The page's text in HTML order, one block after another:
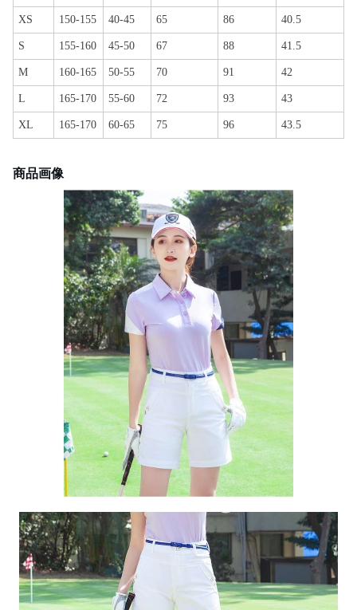
XS 150-155 40-45 65 86 40.5
S 155-160 45-50 67 88 41.5
M 160-165 50-55 70 91 42
L 165-170 55-60 72 93 43
XL 165-170 60-65 75 96 43.5
商品画像